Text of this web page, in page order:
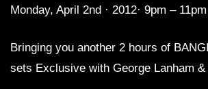
Monday, April 2nd · 2012· 9pm –
Bringing you another 2 hours of
sets Exclusive with George Lanham